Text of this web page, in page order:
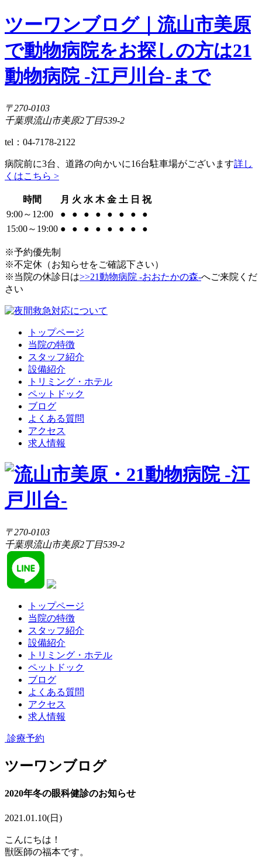
ツーワンブログ｜流山市美原
で動物病院をお探しの方は21
動物病院 -江戸川台-まで
〒270-0103
千葉県流山市美原2丁目539-2
tel：04-7178-2122
病院前に3台、道路の向かいに16台駐車場がございます詳し
くはこちら >
時間 月 火 水 木 金 土 日 祝
9:00～12:00
● ● ● ● ● ● ●
●
15:00～19:00 ● ● ● ● ● ● ● ●
※予約優先制
※不定休（お知らせをご確認下さい）
※当院の休診日は>>21動物病院 -おおたかの森-へご来院くだ
さい
トップページ
当院の特徴
スタッフ紹介
設備紹介
トリミング・ホテル
ペットドック
ブログ
よくある質問
アクセス
求人情報
〒270-0103
千葉県流山市美原2丁目539-2
トップページ
当院の特徴
スタッフ紹介
設備紹介
トリミング・ホテル
ペットドック
ブログ
よくある質問
アクセス
求人情報
診療予約
ツーワンブログ
2020年冬の眼科健診のお知らせ
2021.01.10(日)
こんにちは！
獣医師の福本です。